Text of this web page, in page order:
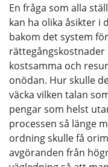
En fråga som alla
kan ha olika åsikter i
bakom det system
kostsamma och
onödan. Hur skulle
väcka vilken talan
pengar som helst
processen så länge
ordning skulle få
avgöranden från